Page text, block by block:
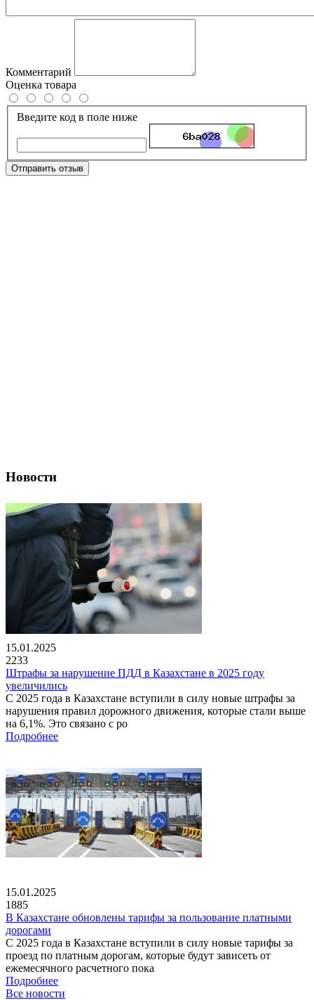
Комментарий
Оценка товара
Введите код в поле ниже
Отправить отзыв
Новости
15.01.2025
2233
Штрафы за нарушение ПДД в Казахстане в 2025 году
увеличились
С 2025 года в Казахстане вступили в силу новые штрафы за
нарушения правил дорожного движения, которые стали выше
на 6,1%. Это связано с ро
Подробнее
15.01.2025
1885
В Казахстане обновлены тарифы за пользование платными
дорогами
С 2025 года в Казахстане вступили в силу новые тарифы за
проезд по платным дорогам, которые будут зависеть от
ежемесячного расчетного пока
Подробнее
Все новости